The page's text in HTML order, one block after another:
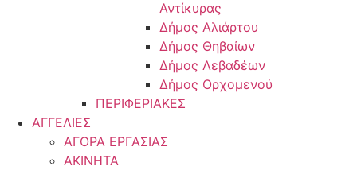
Αντίκυρας
Δήμος Αλιάρτου
Δήμος Θηβαίων
Δήμος Λεβαδέων
Δήμος Ορχομενού
ΠΕΡΙΦΕΡΙΑΚΕΣ
ΑΓΓΕΛΙΕΣ
ΑΓΟΡΑ ΕΡΓΑΣΙΑΣ
ΑΚΙΝΗΤΑ